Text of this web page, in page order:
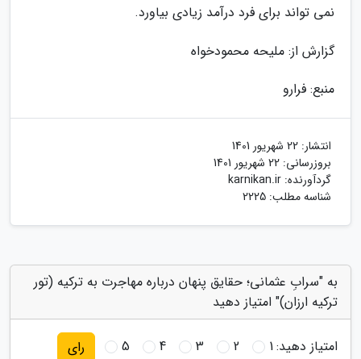
نمی تواند برای فرد درآمد زیادی بیاورد.
گزارش از: ملیحه محمودخواه
منبع: فرارو
انتشار: 22 شهریور 1401
بروزرسانی: 22 شهریور 1401
گردآورنده: karnikan.ir
شناسه مطلب: 2225
به "سرابِ عثمانی؛ حقایق پنهان درباره مهاجرت به ترکیه (تور
ترکیه ارزان)" امتیاز دهید
امتیاز دهید:1
2
3
4
5 رای